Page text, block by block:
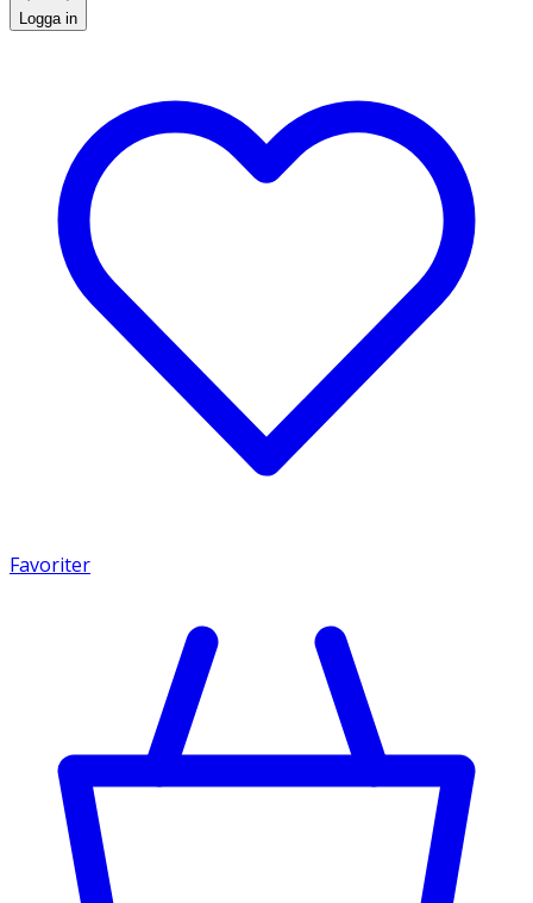
Logga in
Favoriter